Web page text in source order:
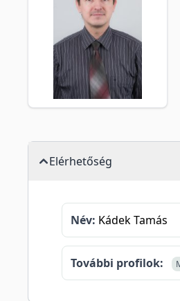
Elérhetőség
Név: Kádek Tamás
További profilok: